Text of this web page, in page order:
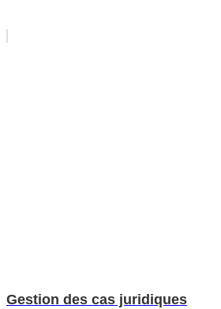
Gestion des cas juridiques